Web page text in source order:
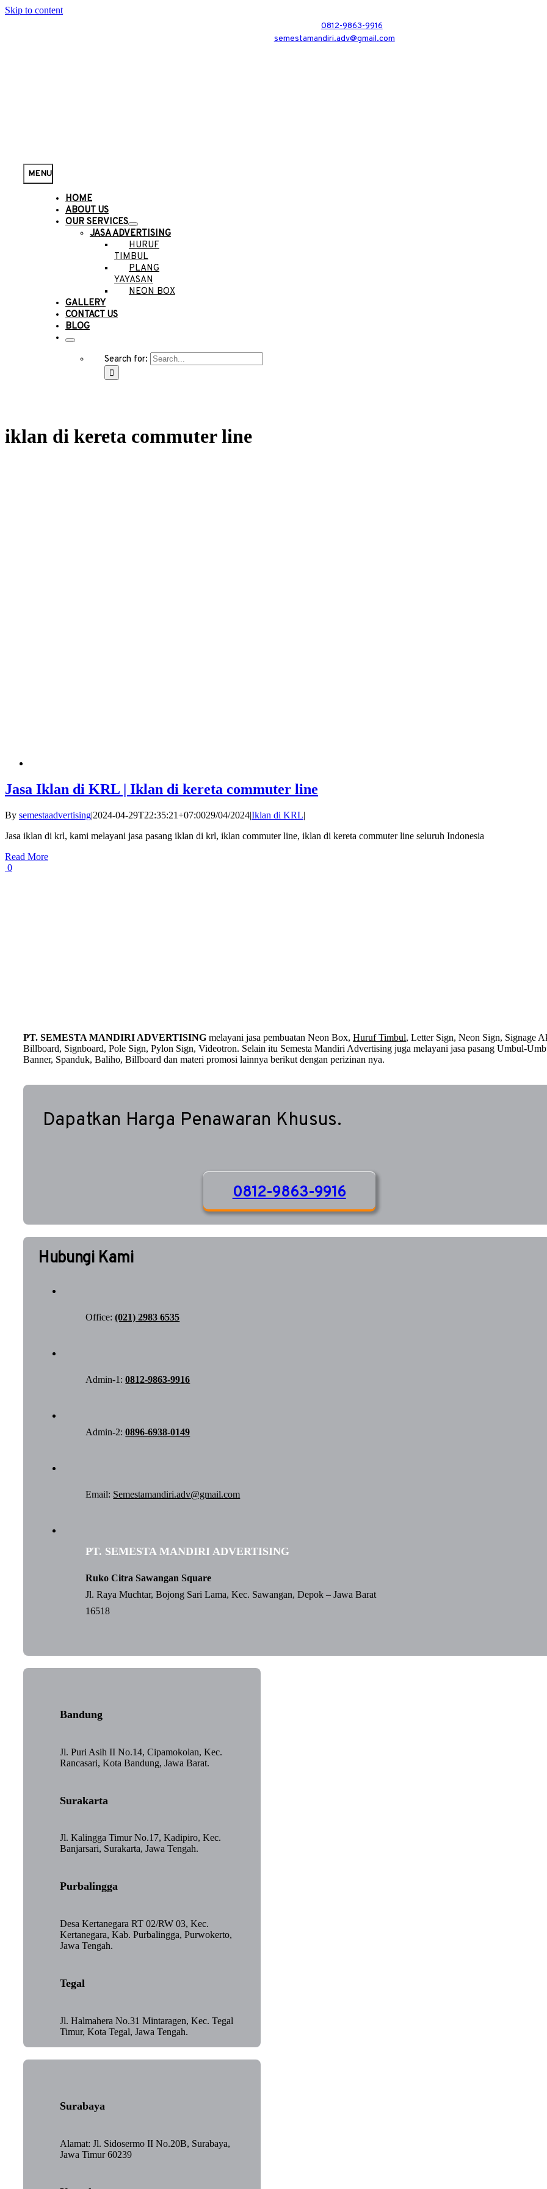
Skip to content
0812-9863-9916
semestamandiri.adv@gmail.com
MENU
HOME
ABOUT US
OUR SERVICES
JASA ADVERTISING
HURUF
TIMBUL
PLANG
YAYASAN
NEON BOX
GALLERY
CONTACT US
BLOG
Search for:
iklan di kereta commuter line
Jasa Iklan di KRL | Iklan di kereta commuter line
By semestaadvertising|2024-04-29T22:35:21+07:0029/04/2024|Iklan di KRL|
Jasa iklan di krl, kami melayani jasa pasang iklan di krl, iklan commuter line, iklan di kereta commuter line seluruh Indonesia
Read More
0
PT. SEMESTA MANDIRI ADVERTISINGmelayani jasa pembuatan Neon Box, Huruf Timbul, Letter Sign, Neon Sign, Signage
Billboard, Signboard, Pole Sign, Pylon Sign, Videotron. Selain itu Semesta Mandiri Advertising juga melayani jasa pasang Umbul-
Banner, Spanduk, Baliho, Billboard dan materi promosi lainnya berikut dengan perizinan nya.
Dapatkan Harga Penawaran Khusus.
0812-9863-9916
Hubungi Kami
Office:(021) 2983 6535
Admin-1:0812-9863-9916
Admin-2:0896-6938-0149
Email: Semestamandiri.adv@gmail.com
PT. SEMESTA MANDIRI ADVERTISING
Ruko Citra Sawangan Square
Jl. Raya Muchtar, Bojong Sari Lama, Kec. Sawangan, Depok – Jawa Barat
16518
Bandung
Jl. Puri Asih II No.14, Cipamokolan, Kec.
Rancasari, Kota Bandung, Jawa Barat.
Surakarta
Jl. Kalingga Timur No.17, Kadipiro, Kec.
Banjarsari, Surakarta, Jawa Tengah.
Purbalingga
Desa Kertanegara RT 02/RW 03, Kec.
Kertanegara, Kab. Purbalingga, Purwokerto,
Jawa Tengah.
Tegal
Jl. Halmahera No.31 Mintaragen, Kec. Tegal
Timur, Kota Tegal, Jawa Tengah.
Surabaya
Alamat: Jl. Sidosermo II No.20B, Surabaya,
Jawa Timur 60239